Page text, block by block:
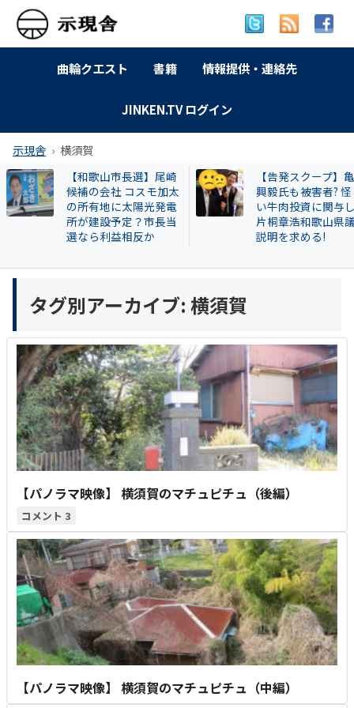
曲輪クエスト 書籍 情報提供・連絡先
JINKEN.TV ログイン
示現舎 横須賀
【和歌山市長選】尾崎
候補の会社 コスモ加太
の所有地に太陽光発電
所が建設予定？市長当
選なら利益相反か
【告発スクープ】
興毅氏も被害者?
い牛肉投資に関与
片桐章浩和歌山県
説明を求める!
タグ別アーカイブ: 横須賀
【パノラマ映像】 横須賀のマチュピチュ（後編）
3
【パノラマ映像】 横須賀のマチュピチュ（中編）